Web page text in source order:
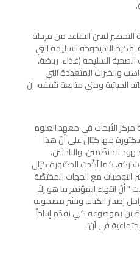
لسن التقاعد من مرحلة
فكرة الشيخوخة السليمة التي
الصحية السليمة (غذاء، رياضة،
والخبرات المتعددة التي
وحتى متابعة تثقفه، إن
الأبحاث في معهد العلوم
مها كيّال على أنّ هذا
المنظّمين، والباحثين،
كما أكّدت الدكتورة كيّال
مع الجهات المختصّة
أنّ انتهاء المؤتمر ما هو إلاّ
إصدار الكتاب ونشر مضمونه
بموضوعه كي نقدّم إنتاجاً
في آن".